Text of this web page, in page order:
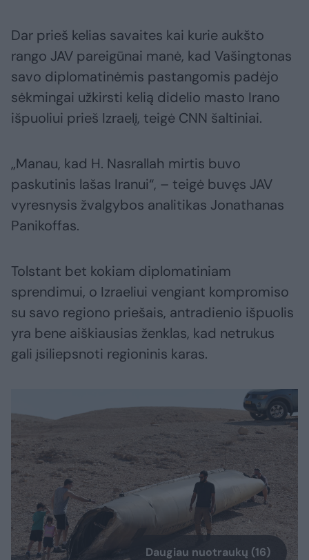
Dar prieš kelias savaites kai kurie aukšto
rango JAV pareigūnai manė, kad Vašingtonas
savo diplomatinėmis pastangomis padėjo
sėkmingai užkirsti kelią didelio masto Irano
išpuoliui prieš Izraelį, teigė CNN šaltiniai.
„Manau, kad H. Nasrallah mirtis buvo
paskutinis lašas Iranui“, – teigė buvęs JAV
vyresnysis žvalgybos analitikas Jonathanas
Panikoffas.
Tolstant bet kokiam diplomatiniam
sprendimui, o Izraeliui vengiant kompromiso
su savo regiono priešais, antradienio išpuolis
yra bene aiškiausias ženklas, kad netrukus
gali įsiliepsnoti regioninis karas.
Daugiau nuotraukų (16)